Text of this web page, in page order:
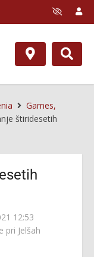
Games,
štiridesetih
12:53
pri Jelšah